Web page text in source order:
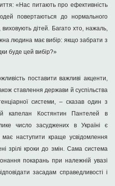
«Нас питають про ефективність
повертаються до нормального
дітей. Багато хто, нажаль,
людина має вибір: якщо забрати з
буде цей вибір?»
поставити важливі акценти,
ставлення держави й суспільства
системи, – сказав один з
капелан Костянтин Пантелей в
число засуджених в Україні є
наступити краще усвідомлення
зрілі кроки до змін. Сама система
покарань при належній увазі
засадам справедливості і